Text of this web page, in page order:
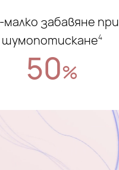
малко забавяне при
шумопотискане4
50%